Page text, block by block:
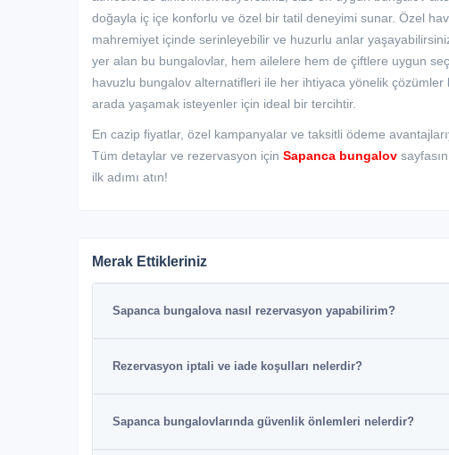
doğayla iç içe konforlu ve özel bir tatil deneyimi sunar. Özel
mahremiyet içinde serinleyebilir ve huzurlu anlar
yer alan bu bungalovlar, hem ailelere hem de çiftlere uygun
havuzlu bungalov alternatifleri ile her ihtiyaca yönelik çözümler
arada yaşamak isteyenler için ideal bir tercihtir.
En cazip fiyatlar, özel kampanyalar ve taksitli ödeme
Tüm detaylar ve rezervasyon için Sapanca bungalov
ilk adımı atın!
Merak Ettikleriniz
Sapanca bungalova nasıl rezervasyon yapabilirim?
Rezervasyon iptali ve iade koşulları nelerdir?
Sapanca bungalovlarında güvenlik önlemleri nelerdir?